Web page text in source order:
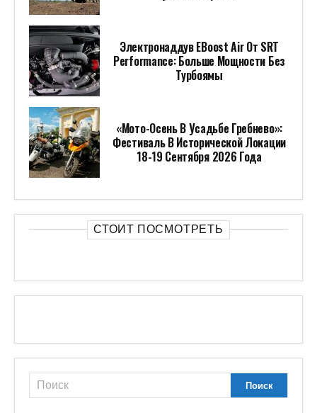
Электронаддув EBoost Air От SRT
Performance: Больше Мощности Без
Турбоямы
«Мото-Осень В Усадьбе Гребнево»:
Фестиваль В Исторической Локации
18-19 Сентября 2026 Года
СТОИТ ПОСМОТРЕТЬ